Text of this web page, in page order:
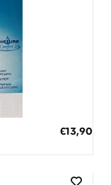
€13,90